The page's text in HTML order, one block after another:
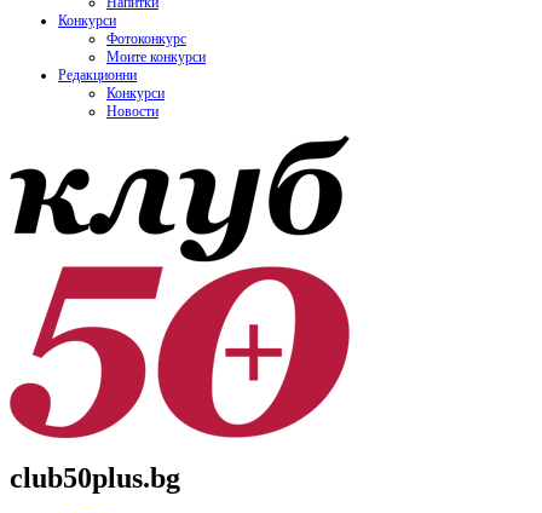
Конкурси
Фотоконкурс
Моите конкурси
Редакционни
Конкурси
Новости
club50plus.bg